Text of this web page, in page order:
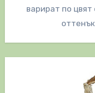
варират по